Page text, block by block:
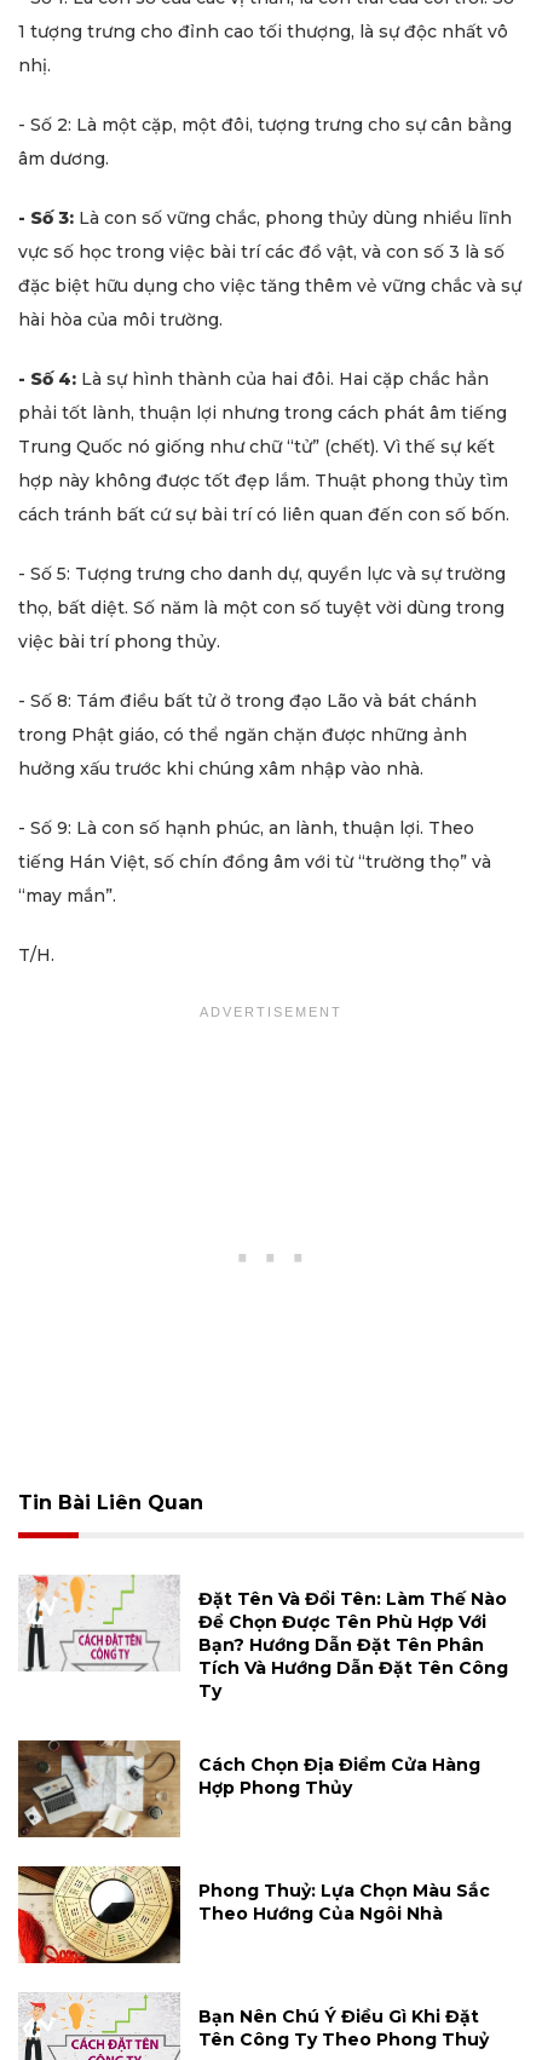
1 tượng trưng cho đỉnh cao tối thượng, là sự độc nhất vô
nhị.
- Số 2: Là một cặp, một đôi, tượng trưng cho sự cân bằng
âm dương.
- Số 3: Là con số vững chắc, phong thủy dùng nhiều lĩnh
vực số học trong việc bài trí các đồ vật, và con số 3 là số
đặc biệt hữu dụng cho việc tăng thêm vẻ vững chắc và sự
hài hòa của môi trường.
- Số 4: Là sự hình thành của hai đôi. Hai cặp chắc hẳn
phải tốt lành, thuận lợi nhưng trong cách phát âm tiếng
Trung Quốc nó giống như chữ “tử” (chết). Vì thế sự kết
hợp này không được tốt đẹp lắm. Thuật phong thủy tìm
cách tránh bất cứ sự bài trí có liên quan đến con số bốn.
- Số 5: Tượng trưng cho danh dự, quyền lực và sự trường
thọ, bất diệt. Số năm là một con số tuyệt vời dùng trong
việc bài trí phong thủy.
- Số 8: Tám điều bất tử ở trong đạo Lão và bát chánh
trong Phật giáo, có thể ngăn chặn được những ảnh
hưởng xấu trước khi chúng xâm nhập vào nhà.
- Số 9: Là con số hạnh phúc, an lành, thuận lợi. Theo
tiếng Hán Việt, số chín đồng âm với từ “trường thọ” và
“may mắn”.
T/H.
Tin Bài Liên Quan
Đặt Tên Và Đổi Tên: Làm Thế Nào
Để Chọn Được Tên Phù Hợp Với
Bạn? Hướng Dẫn Đặt Tên Phân
Tích Và Hướng Dẫn Đặt Tên Công
Ty
Cách Chọn Địa Điểm Cửa Hàng
Hợp Phong Thủy
Phong Thuỷ: Lựa Chọn Màu Sắc
Theo Hướng Của Ngôi Nhà
Bạn Nên Chú Ý Điều Gì Khi Đặt
Tên Công Ty Theo Phong Thuỷ